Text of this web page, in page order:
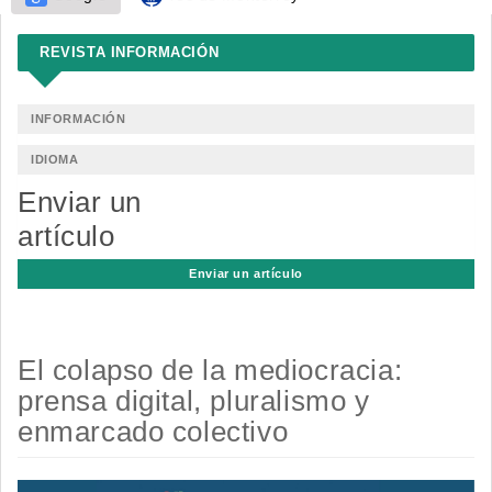
REVISTA INFORMACIÓN
INFORMACIÓN
IDIOMA
Enviar un
artículo
Enviar un artículo
El colapso de la mediocracia:
prensa digital, pluralismo y
enmarcado colectivo